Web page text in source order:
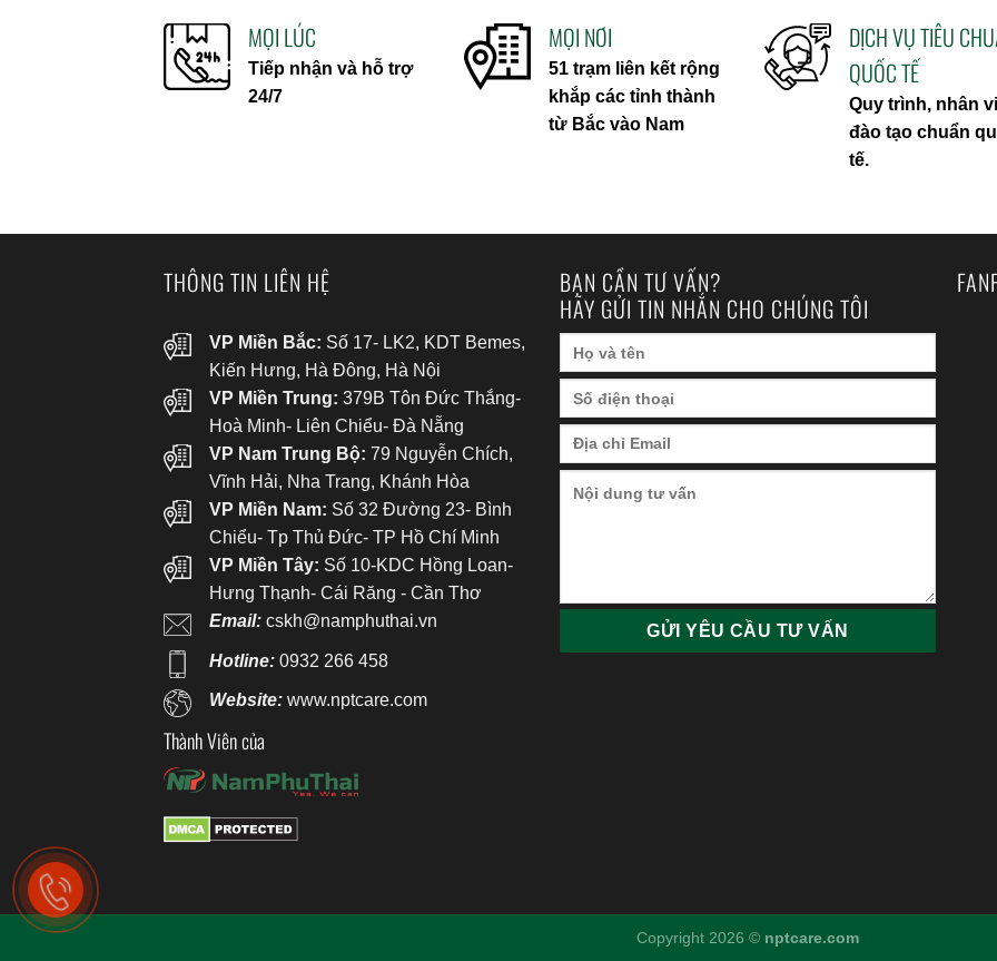
MỌI LÚC
Tiếp nhận và hỗ trợ
24/7
MỌI NƠI
51 trạm liên kết rộng
khắp các tỉnh thành
từ Bắc vào Nam
DỊCH VỤ TIÊU
QUỐC TẾ
Quy trình, nhân
đào tạo chuẩn
tế.
THÔNG TIN LIÊN HỆ
VP Miền Bắc: Số 17- LK2, KDT Bemes,
Kiến Hưng, Hà Đông, Hà Nội
VP Miền Trung: 379B Tôn Đức Thắng-
Hoà Minh- Liên Chiểu- Đà Nẵng
VP Nam Trung Bộ: 79 Nguyễn Chích,
Vĩnh Hải, Nha Trang, Khánh Hòa
VP Miền Nam: Số 32 Đường 23- Bình
Chiểu- Tp Thủ Đức- TP Hồ Chí Minh
VP Miền Tây: Số 10-KDC Hồng Loan-
Hưng Thạnh- Cái Răng - Cần Thơ
Email: cskh@namphuthai.vn
Hotline: 0932 266 458
Website:www.nptcare.com
Thành Viên của
BẠN CẦN TƯ VẤN?
HÃY GỬI TIN NHẮN CHO CHÚNG TÔI
Copyright 2026 © nptcare.com